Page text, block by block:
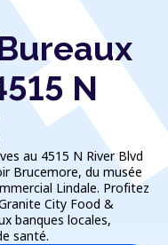
N
au 4515 N River Blvd
Brucemore, du musée
Lindale. Profitez
City Food &
banques locales,
santé.